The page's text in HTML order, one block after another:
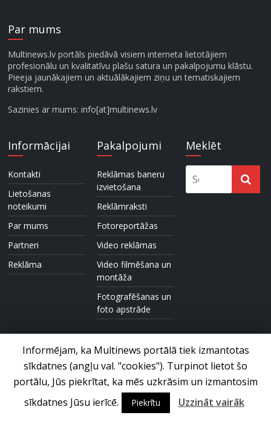
Par mums
Multinews.lv portāls piedāvā visiem interneta lietotājiem
profesionālu un kvalitatīvu plašu satura un pakalpojumu klāstu.
Pieeja jaunākajiem un aktuālākajiem ziņu un tematiskajiem
rakstiem.
Sazinies ar mums: info[at]multinews.lv
Informācijai
Kontakti
Lietošanas
noteikumi
Par mums
Partneri
Reklāma
Pakalpojumi
Reklāmas baneru
izvietošana
Reklāmraksti
Fotoreportāžas
Video reklāmas
Video filmēšana un
montāža
Fotografēšanas un
foto apstrāde
Meklēt
Foto un video ziņu portāls © 2017 Multinews.lv. Visas tiesības
paturētas.
Informējam, ka Multinews portālā tiek izmantotas
sīkdatnes (angļu val. "cookies"). Turpinot lietot šo
portālu, Jūs piekrītat, ka mēs uzkrāsim un izmantosim
sīkdatnes Jūsu ierīcē.
Piekrītu Uzzināt vairāk